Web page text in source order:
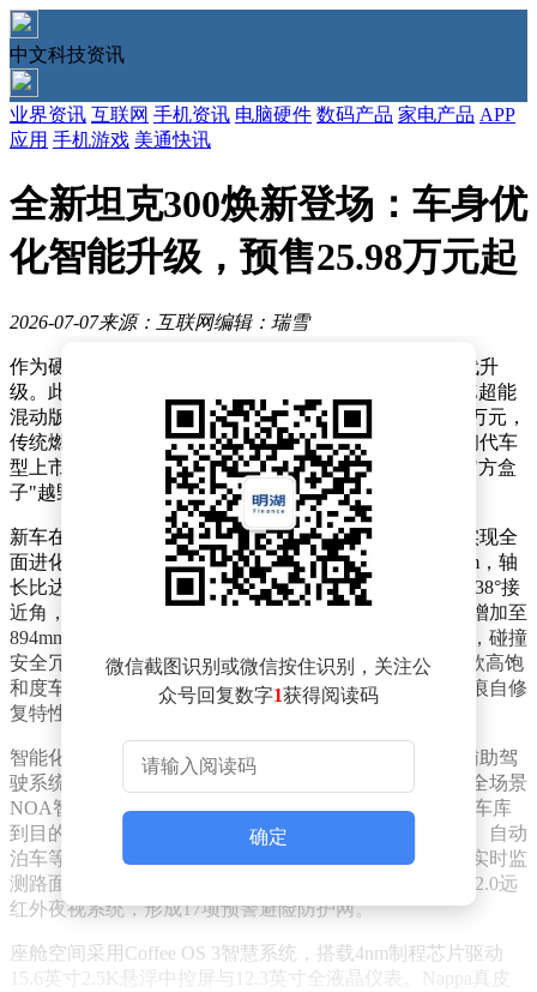
中文科技资讯
业界资讯 互联网 手机资讯 电脑硬件 数码产品 家电产品 APP
应用 手机游戏 美通快讯
全新坦克300焕新登场：车身优
化智能升级，预售25.98万元起
2026-07-07来源：互联网编辑：瑞雪
作为硬派越野市场的现象级车型，坦克300迎来全面迭代升
级。此次发布的全新车型推出三个动力版本，其中Hi4-Z超能
混动版预售价25.98万元，Hi4-T电控四驱版预售价26.98万元，
传统燃油版同步开启盲订并将于7月19日正式上市。自初代车
型上市以来，该系列已累计收获近60万用户，持续引领"方盒
子"越野细分市场发展。
新车在保留经典硬派造型的同时，通过553项技术升级实现全
面进化。车身比例经过系统性优化，轴距延长至3010mm，轴
长比达到0.616的黄金分割比例。前悬缩短至774mm配合38°接
近角，显著提升复杂地形通过能力。前轮心至前门距离增加至
894mm，既强化了视觉冲击力，又优化了前后轴荷分布，碰撞
安全冗余提升15%。新增的闪耀黄、热爱红、悠然青三款高饱
和度车漆，采用特殊涂层工艺实现十年抗褪色及轻微划痕自修
复特性。
智能化配置成为核心升级亮点。全系标配Coffee Pilot 3辅助驾
驶系统，搭载包含激光雷达在内的27个感知单元，支持全场景
NOA智能导航辅助驾驶。该系统可联动ETC实现从地下车库
到目的地的全流程自动驾驶，覆盖高速变道、匝道通行、自动
泊车等20余种场景。行业首创的智能全地形模式，通过实时监
测路面特征自动切换越野模式，配合Coffee Night Vision 2.0远
红外夜视系统，形成17项预警避险防护网。
座舱空间采用Coffee OS 3智慧系统，搭载4nm制程芯片驱动
15.6英寸2.5K悬浮中控屏与12.3英寸全液晶仪表。Nappa真皮
微信截图识别或微信按住识别，关注公
众号回复数字1获得阅读码
确定